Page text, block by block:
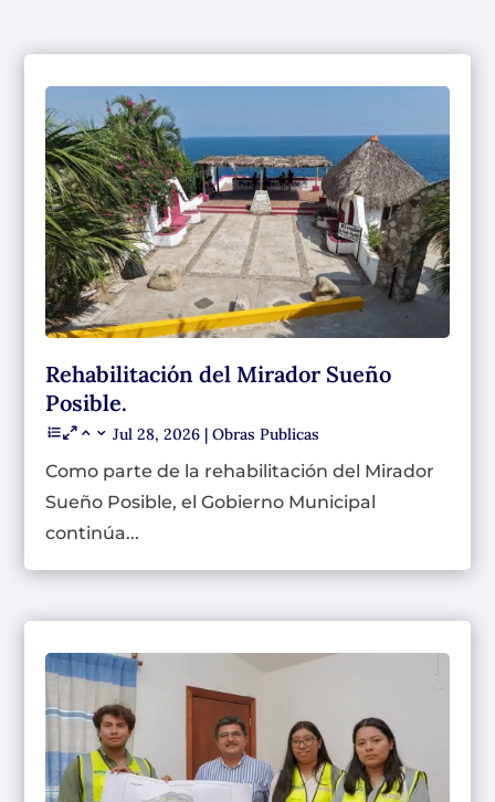
Rehabilitación del Mirador Sueño
Posible.
Jul 28, 2026 |Obras Publicas
Como parte de la rehabilitación del Mirador
Sueño Posible, el Gobierno Municipal
continúa...